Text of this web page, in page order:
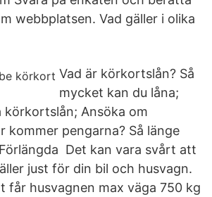
webbplatsen. Vad gäller i olika
Vad är körkortslån? Så
mycket kan du låna;
Ansöka om
kommer pengarna? Så länge
Det kan vara svårt att
just för din bil och husvagn.
får husvagnen max väga 750 kg